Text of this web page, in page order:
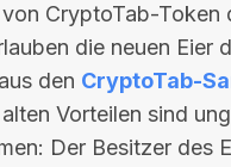
CryptoTab-Token
die neuen Eier
den CryptoTab-
Vorteilen sind
Der Besitzer des